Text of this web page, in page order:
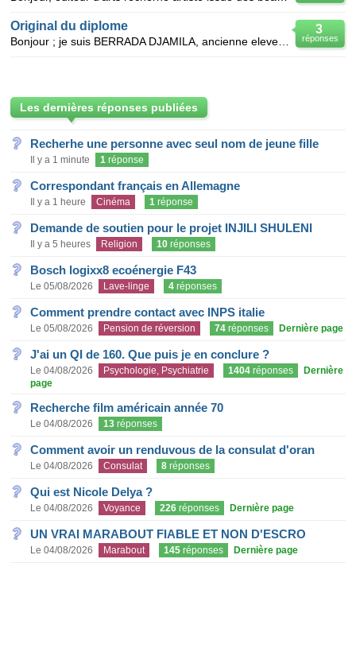
3
réponses
Original du diplome
Les dernières réponses publiées
Recherhe une personne avec seul nom de jeune fille
Il y a 1 minute 1 réponse
Correspondant français en Allemagne
Il y a 1 heure Cinéma 1 réponse
Demande de soutien pour le projet INJILI SHULENI
Il y a 5 heures Religion 10 réponses
Bosch logixx8 ecoénergie F43
Le 05/08/2026 Lave-linge 4 réponses
Comment prendre contact avec INPS italie
Le 05/08/2026 Pension de réversion 74 réponses Dernière page
J'ai un QI de 160. Que puis je en conclure ?
Le 04/08/2026 Psychologie, Psychiatrie 1404 réponses
Dernière
page
Recherche film américain année 70
Le 04/08/2026 13 réponses
Comment avoir un renduvous de la consulat d'oran
Le 04/08/2026 Consulat 8 réponses
Qui est Nicole Delya ?
Le 04/08/2026 Voyance 226 réponses Dernière page
UN VRAI MARABOUT FIABLE ET NON D'ESCRO
Le 04/08/2026 Marabout 145 réponses Dernière page